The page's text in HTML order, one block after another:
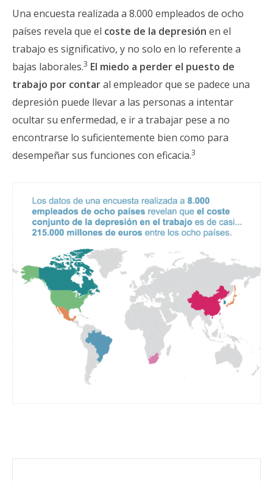
Una encuesta realizada a 8.000 empleados de ocho
países revela que el coste de la depresión en el
trabajo es significativo, y no solo en lo referente a
bajas laborales.3 El miedo a perder el puesto de
trabajo por contaral empleador que se padece una
depresión puede llevar a las personas a intentar
ocultar su enfermedad, e ir a trabajar pese a no
encontrarse lo suficientemente bien como para
desempeñar sus funciones con eficacia.3